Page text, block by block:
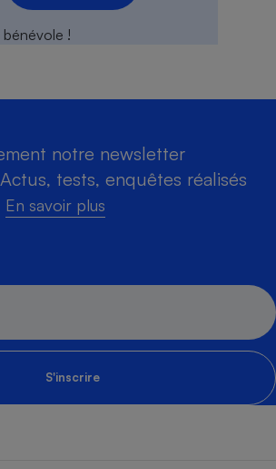
notre newsletter
tests, enquêtes réalisés
En savoir plus
S'inscrire